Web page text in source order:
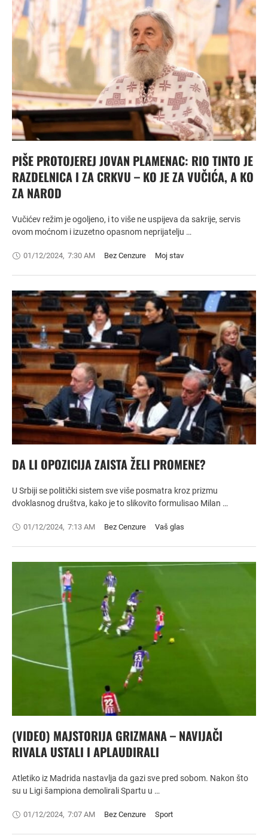
PIŠE PROTOJEREJ JOVAN PLAMENAC: RIO TINTO JE
RAZDELNICA I ZA CRKVU – KO JE ZA VUČIĆA, A KO
ZA NAROD
Vučićev režim je ogoljeno, i to više ne uspijeva da sakrije, servis
ovom moćnom i izuzetno opasnom neprijatelju …
01/12/2024, 7:30 AM Bez Cenzure Moj stav
DA LI OPOZICIJA ZAISTA ŽELI PROMENE?
U Srbiji se politički sistem sve više posmatra kroz prizmu
dvoklasnog društva, kako je to slikovito formulisao Milan …
01/12/2024, 7:13 AM Bez Cenzure Vaš glas
(VIDEO) MAJSTORIJA GRIZMANA – NAVIJAČI
RIVALA USTALI I APLAUDIRALI
Atletiko iz Madrida nastavlja da gazi sve pred sobom. Nakon što
su u Ligi šampiona demolirali Spartu u …
01/12/2024, 7:07 AM Bez Cenzure Sport